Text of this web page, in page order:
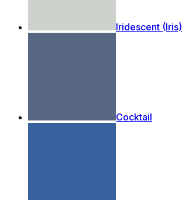
Iridescent (Iris)
Cocktail